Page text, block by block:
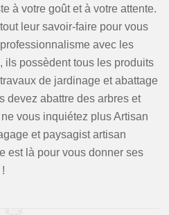
à votre goût et à votre attente.
leur savoir-faire pour vous
avec les
ils possèdent tous les produits
de jardinage et abattage
devez abattre des arbres et
vous inquiétez plus Artisan
et paysagist artisan
est là pour vous donner ses